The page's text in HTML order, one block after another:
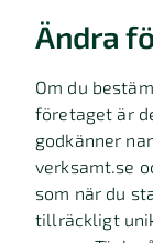
Ändra
Om du
företaget är
godkänner
verksamt.se
som när du
tillräckligt